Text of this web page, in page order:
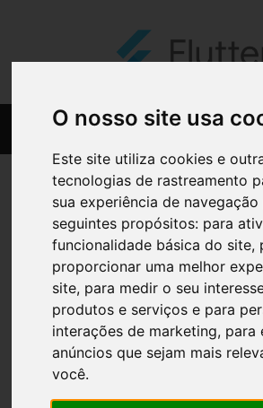
O nosso site usa
Este site utiliza cookies e
tecnologias de rastreamento
sua experiência de
seguintes propósitos: para
funcionalidade básica do site,
proporcionar uma melhor
site, para medir o seu
produtos e serviços e para
interações de marketing, para
anúncios que sejam mais
você.